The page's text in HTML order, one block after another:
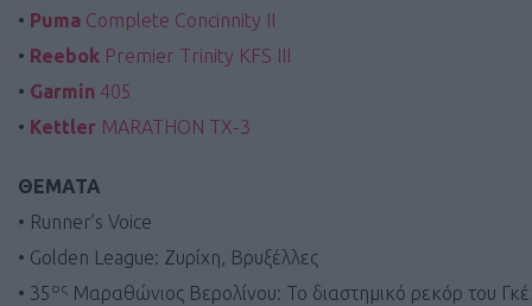
• Puma Complete Concinnity II
• Reebok Premier Trinity KFS III
• Garmin 405
• Kettler MARATHON TX-3
ΘΕΜΑΤΑ
• Runner’s Voice
• Golden League: Ζυρίχη, Βρυξέλλες
• 35 ος Μαραθώνιος Βερολίνου: Το διαστημικό ρεκόρ του